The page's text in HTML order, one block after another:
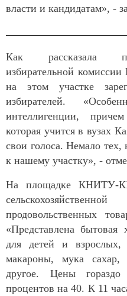
власти и кандидатам», -
Как рассказала
избирательной
на этом участке
избирателей.
интеллигенции,
которая учится в вузах
свои голоса. Немало тех,
к нашему участку», -
На площадке КНИТУ-
продовольственных
«Представлена
для детей и
макароны, мука
другое. Цены
процентов на 40. К 11